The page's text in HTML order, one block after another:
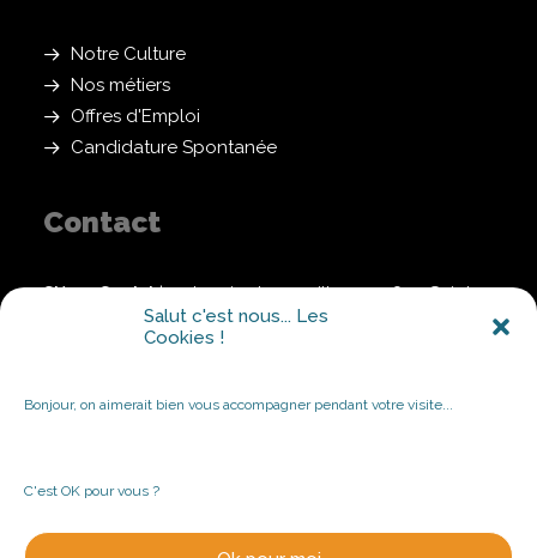
Salut c'est nous... Les
Cookies !
Bonjour, on aimerait bien vous accompagner pendant votre visite...
C'est OK pour vous ?
Notre Culture
Nos métiers
Offres d'Emploi
Candidature Spontanée
Contact
Siège Social| 3 chemin des pavillons, 44800 Saint-